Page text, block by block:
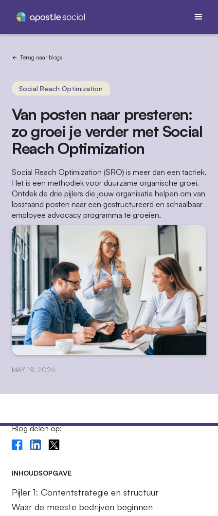
Terug naar blogs
MAY 19, 2026
Social Reach Optimization
Van posten naar presteren:
zo groei je verder met Social
Reach Optimization
Social Reach Optimization (SRO) is meer dan een tactiek.
Het is een methodiek voor duurzame organische groei.
Ontdek de drie pijlers die jouw organisatie helpen om van
losstaand posten naar een gestructureerd en schaalbaar
employee advocacy programma te groeien.
Blog delen op:
INHOUDSOPGAVE
Pijler 1: Contentstrategie en structuur
Waar de meeste bedrijven beginnen